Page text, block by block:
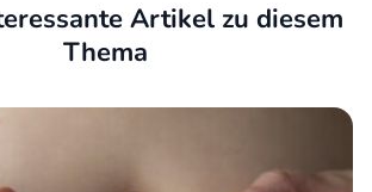
Artikel zu diesem
Thema